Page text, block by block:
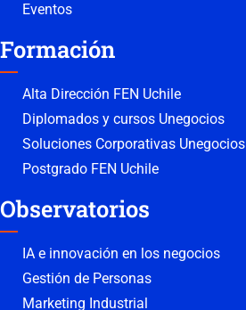
Eventos
Formación
Alta Dirección FEN Uchile
Diplomados y cursos Unegocios
Soluciones Corporativas Unegocios
Postgrado FEN Uchile
Observatorios
IA e innovación en los negocios
Gestión de Personas
Marketing Industrial